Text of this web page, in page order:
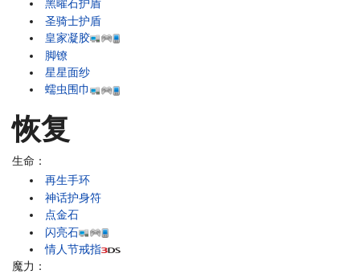
黑曜石护盾
圣骑士护盾
皇家凝胶
脚镣
星星面纱
蠕虫围巾
恢复
生命：
再生手环
神话护身符
点金石
闪亮石
情人节戒指
魔力：